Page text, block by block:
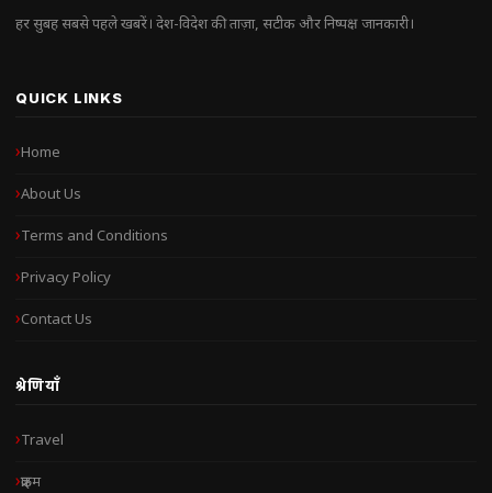
हर सुबह सबसे पहले खबरें। देश-विदेश की ताज़ा, सटीक और निष्पक्ष जानकारी।
QUICK LINKS
Home
About Us
Terms and Conditions
Privacy Policy
Contact Us
श्रेणियाँ
Travel
क्राइम